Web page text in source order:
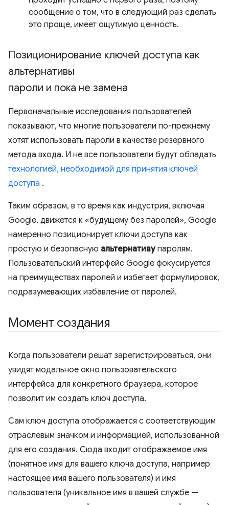
сообщение о том, что в следующий раз сделать
это проще, имеет ощутимую ценность.
Позиционирование ключей доступа как
альтернативы
пароли и пока не замена
Первоначальные исследования пользователей
показывают, что многие пользователи по-прежнему
хотят использовать пароли в качестве резервного
метода входа. И не все пользователи будут обладать
технологией, необходимой для принятия ключей
доступа .
Таким образом, в то время как индустрия, включая
Google, движется к «будущему без паролей», Google
намеренно позиционирует ключи доступа как
простую и безопасную альтернативупаролям.
Пользовательский интерфейс Google фокусируется
на преимуществах паролей и избегает формулировок,
подразумевающих избавление от паролей.
Момент создания
Когда пользователи решат зарегистрироваться, они
увидят модальное окно пользовательского
интерфейса для конкретного браузера, которое
позволит им создать ключ доступа.
Сам ключ доступа отображается с соответствующим
отраслевым значком и информацией, использованной
для его создания. Сюда входит отображаемое имя
(понятное имя для вашего ключа доступа, например
настоящее имя вашего пользователя) и имя
пользователя (уникальное имя в вашей службе —